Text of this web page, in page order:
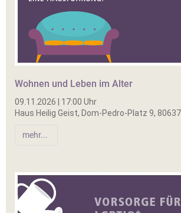
Wohnen und Leben im Alter
09.11.2026 | 17:00 Uhr
Haus Heilig Geist, Dom-Pedro-Platz 9,
mehr...